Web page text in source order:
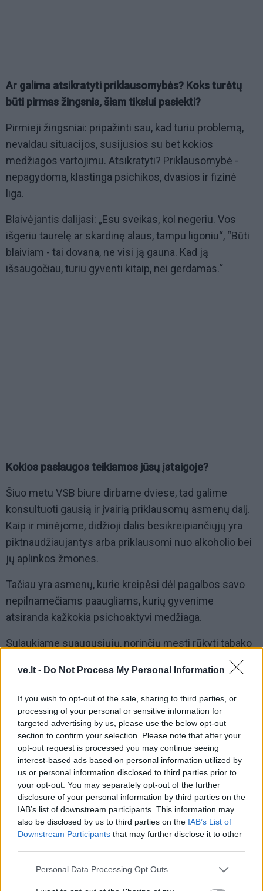
ve.lt - Do Not Process My Personal Information
If you wish to opt-out of the sale, sharing to third parties, or
processing of your personal or sensitive information for
targeted advertising by us, please use the below opt-out
section to confirm your selection. Please note that after your
opt-out request is processed you may continue seeing
interest-based ads based on personal information utilized by
us or personal information disclosed to third parties prior to
your opt-out. You may separately opt-out of the further
disclosure of your personal information by third parties on the
IAB’s list of downstream participants. This information may
also be disclosed by us to third parties on the IAB’s List of
Downstream Participants that may further disclose it to other
Personal Data Processing Opt Outs
Ar galima atsikratyti priklausomybės? Koks turėtų
būti pirmas žingsnis, šiam tikslui pasiekti?
Pirmieji žingsniai: pripažinti sau, kad turiu problemą,
nevaldau situacijos, susijusios su bet kokios
medžiagos vartojimu. Atsikratyti? Priklausomybė -
nepagydoma, klastinga psichikos, dvasios ir fizinė
liga.
Blaivėjantis dalijasi: „Esu sveikas, kol negeriu. Vos
išgeriu taurelę ar skardinę alaus, tampu ligoniu“, “Būti
blaiviam - tai dovana, ne visi ją gauna. Kad ją
išsaugočiau, turiu gyventi kitaip, nei gerdamas.“
Kokios paslaugos teikiamos jūsų įstaigoje?
Šiuo metu VSB biure dirbame dviese, tad galime
konsultuoti gausią ir įvairią priklausomų asmenų dalį.
Kaip ir minėjome, didžioji dalis besikreipiančiųjų yra
piktnaudžiaujantys arba priklausomi nuo alkoholio bei
jų aplinkos žmones.
Tačiau yra asmenų, kurie kreipėsi dėl pagalbos savo
nepilnamečiams paaugliams, kurių gyvenime
atsiranda kažkokia psichoaktyvi medžiaga.
Sulaukiame suaugusiųjų, norinčių mesti rūkyti tabako
seksualinę elgseną bei mąstyseną.
Pagalbos vyrams centre priklausomybių konsultanto